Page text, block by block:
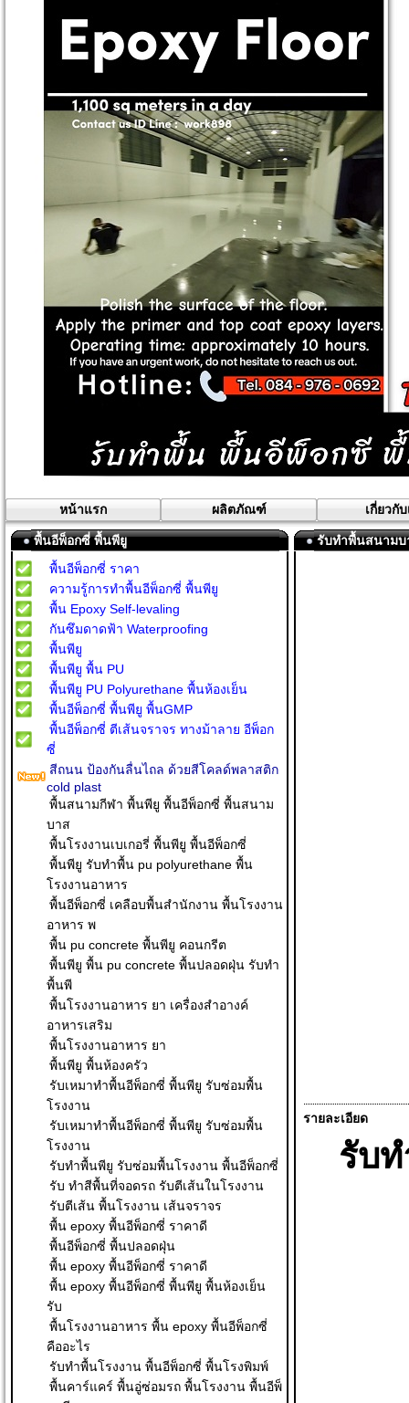
หน้าแรก ผลิตภัณฑ์ เกี่ยวกับ
พื้นอีพ็อกซี่ พื้นพียู
พื้นอีพ็อกซี่ ราคา
ความรู้การทำพื้นอีพ็อกซี่ พื้นพียู
พื้น Epoxy Self-levaling
กันซึมดาดฟ้า Waterproofing
พื้นพียู
พื้นพียู พื้น PU
พื้นพียู PU Polyurethane พื้นห้องเย็น
พื้นอีพ็อกซี่ พื้นพียู พื้นGMP
พื้นอีพ็อกซี่ ตีเส้นจราจร ทางม้าลาย อีพ็อก
ซี่
สีถนน ป้องกันลื่นไถล ด้วยสีโคลด์พลาสติก
cold plast
พื้นสนามกีฬา พื้นพียู พื้นอีพ็อกซี่ พื้นสนาม
บาส
พื้นโรงงานเบเกอรี่ พื้นพียู พื้นอีพ็อกซี่
พื้นพียู รับทำพื้น pu polyurethane พื้น
โรงงานอาหาร
พื้นอีพ็อกซี่ เคลือบพื้นสำนักงาน พื้นโรงงาน
อาหาร พ
พื้น pu concrete พื้นพียู คอนกรีต
พื้นพียู พื้น pu concrete พื้นปลอดฝุ่น รับทำ
พื้นพี
พื้นโรงงานอาหาร ยา เครื่องสำอางค์
อาหารเสริม
พื้นโรงงานอาหาร ยา
พื้นพียู พื้นห้องครัว
รับเหมาทำพื้นอีพ็อกซี่ พื้นพียู รับซ่อมพื้น
โรงงาน
รับเหมาทำพื้นอีพ็อกซี่ พื้นพียู รับซ่อมพื้น
โรงงาน
รับทำพื้นพียู รับซ่อมพื้นโรงงาน พื้นอีพ็อกซี่
รับ ทําสีพื้นที่จอดรถ รับตีเส้นในโรงงาน
รับตีเส้น พื้นโรงงาน เส้นจราจร
พื้น epoxy พื้นอีพ็อกซี่ ราคาดี
พื้นอีพ็อกซี่ พื้นปลอดฝุ่น
พื้น epoxy พื้นอีพ็อกซี่ ราคาดี
พื้น epoxy พื้นอีพ็อกซี่ พื้นพียู พื้นห้องเย็น
รับ
พื้นโรงงานอาหาร พื้น epoxy พื้นอีพ็อกซี่
คืออะไร
รับทำพื้นโรงงาน พื้นอีพ็อกซี่ พื้นโรงพิมพ์
พื้นคาร์แคร์ พื้นอู่ซ่อมรถ พื้นโรงงาน พื้นอีพ็
รับทำพื้นสนามบ
รายละเอียด
รับ